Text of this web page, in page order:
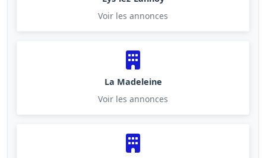
Voir les annonces
La Madeleine
Voir les annonces